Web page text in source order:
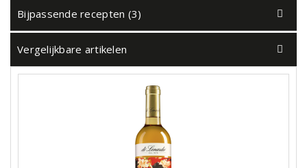
Bijpassende recepten (3)
Vergelijkbare artikelen